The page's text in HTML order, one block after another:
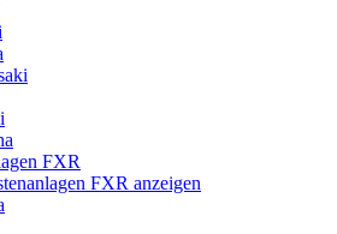
FXR
FXR anzeigen